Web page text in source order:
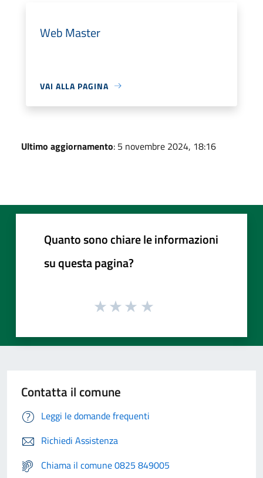
Web Master
VAI ALLA PAGINA
Ultimo aggiornamento: 5 novembre 2024, 18:16
Quanto sono chiare le informazioni
su questa pagina?
Contatta il comune
Leggi le domande frequenti
Richiedi Assistenza
Chiama il comune 0825 849005